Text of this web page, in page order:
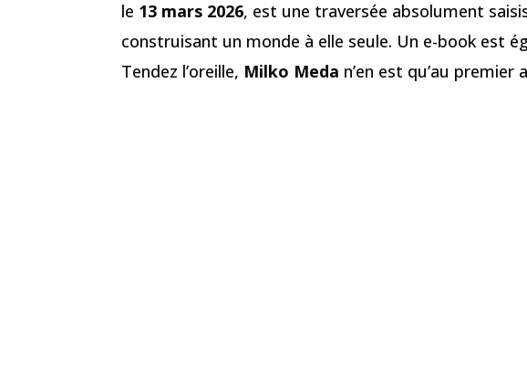
le 13 mars 2026, est une traversée absolument
construisant un monde à elle seule. Un e-book est
Tendez l’oreille, Milko Meda n’en est qu’au premier